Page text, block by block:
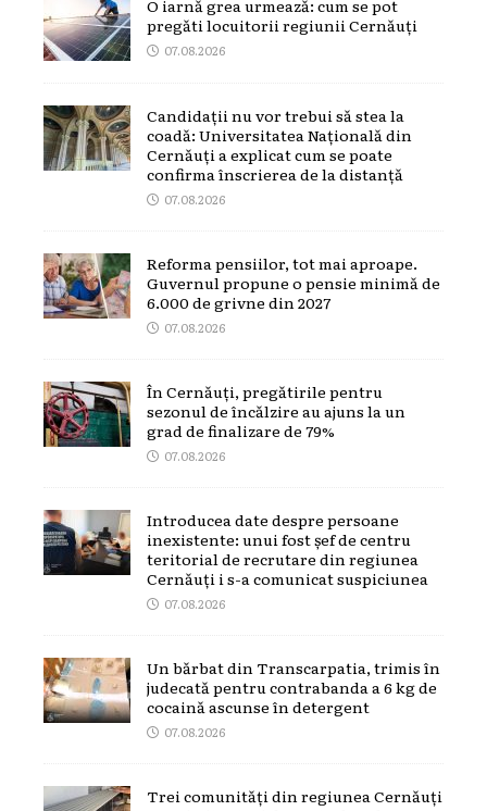
O iarnă grea urmează: cum se pot
pregăti locuitorii regiunii Cernăuți
07.08.2026
Candidații nu vor trebui să stea la
coadă: Universitatea Națională din
Cernăuți a explicat cum se poate
confirma înscrierea de la distanță
07.08.2026
Reforma pensiilor, tot mai aproape.
Guvernul propune o pensie minimă de
6.000 de grivne din 2027
07.08.2026
În Cernăuți, pregătirile pentru
sezonul de încălzire au ajuns la un
grad de finalizare de 79%
07.08.2026
Introducea date despre persoane
inexistente: unui fost șef de centru
teritorial de recrutare din regiunea
Cernăuți i s-a comunicat suspiciunea
07.08.2026
Un bărbat din Transcarpatia, trimis în
judecată pentru contrabanda a 6 kg de
cocaină ascunse în detergent
07.08.2026
Trei comunități din regiunea Cernăuți